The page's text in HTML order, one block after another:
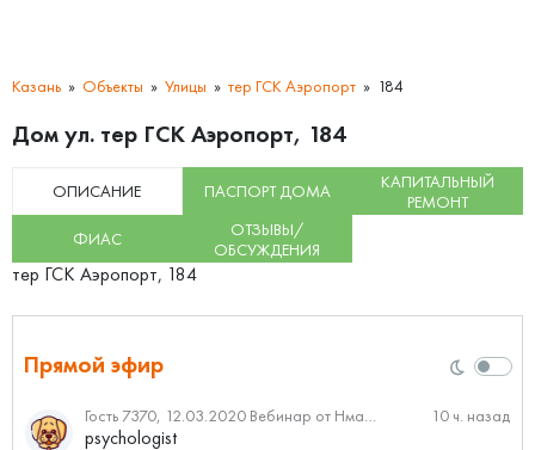
Казань Объекты Улицы тер ГСК Аэропорт 184
Дом ул. тер ГСК Аэропорт, 184
ОПИСАНИЕ ПАСПОРТ ДОМА
КАПИТАЛЬНЫЙ
РЕМОНТ
ФИАС
ОТЗЫВЫ/
ОБСУЖДЕНИЯ
тер ГСК Аэропорт, 184
Прямой эфир
Гость 7370, 12.03.2020 Вебинар от Нмаркет.ПРО: «Актуальное об ипотеке: что нужно знать» 10 ч. назад
psychologist